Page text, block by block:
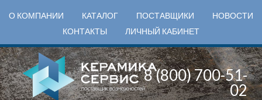
О КОМПАНИИ КАТАЛОГ ПОСТАВЩИКИ
НОВОСТИ
КОНТАКТЫ
ЛИЧНЫЙ КАБИНЕТ
8 (800) 700-51-
02